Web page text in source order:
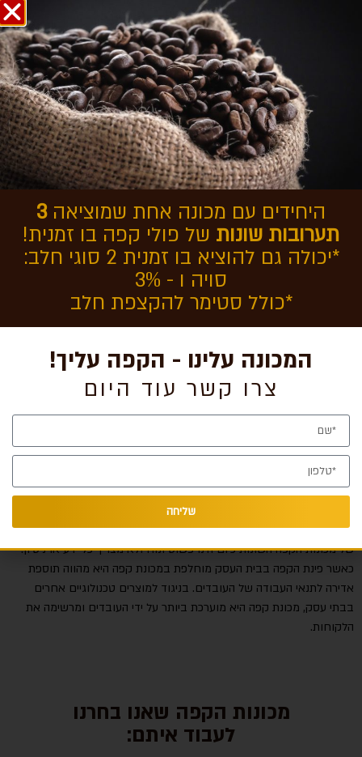
בחזרה לכתבות
מומלץ לרכוש מכונת קפה
לעסק
היכן מומלץ לרכוש מכונת קפה לבית עסק? מה היא העלות של מכונות קפה
אשר יכולות לעמוד בלחץ עבודה של משרד? האם יש לתחזק מכונות קפה
המוצבות בבתי עסק? המטרה של הצבת מכונת קפה בבית העסק היא
להעלות את הרמה של פינת הקפה ולשלוט בהוצאות ובמראה שלה. כל בית
עסק יכול ליהנות מהיתרונות של מכונת קפה איכותית הודות לכך שהתפעול
של מכונות הקפה השונות כיום הינו פשוט ונוח ולא מצריך כל ידע או ניסיון.
כאשר פינת הקפה בבית העסק מוחלפת במכונת קפה היא מהווה תוספת
אדירה לתנאי העבודה של העובדים. בניגוד למוצרים טכנולוגיים אחרים
בבתי עסק, מכונת קפה היא מוערכת ביותר על ידי העובדים ומרשימה את
הלקוחות.
מכונות הקפה שאנו בחרנו
לעבוד איתם:
היחידים עם מכונה אחת שמוציאה3
תערובות שונות של פולי קפה בו זמנית!
*יכולה גם להוציא בו זמנית 2 סוגי חלב:
סויה ו - 3%
*כולל סטימר להקצפת חלב
המכונה עלינו - הקפה עליך!
צרו קשר עוד היום
שליחה